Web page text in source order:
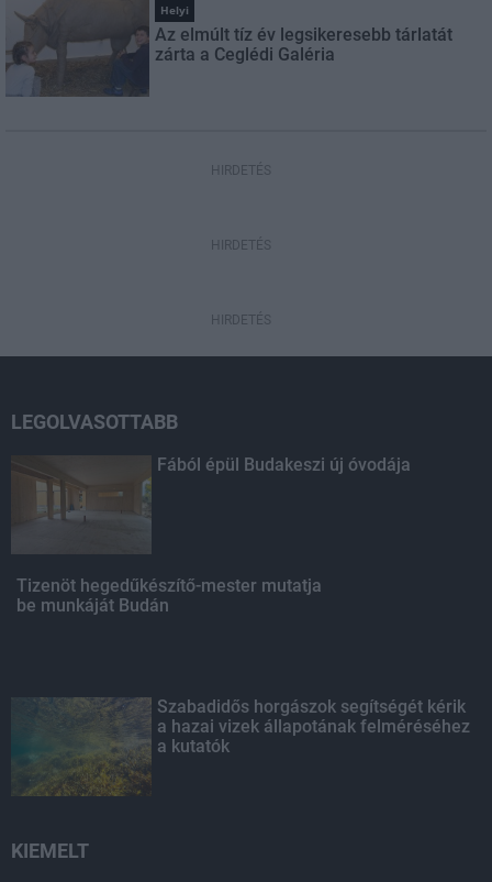
Helyi
Az elmúlt tíz év legsikeresebb tárlatát
zárta a Ceglédi Galéria
HIRDETÉS
HIRDETÉS
HIRDETÉS
LEGOLVASOTTABB
Fából épül Budakeszi új óvodája
Tizenöt hegedűkészítő-mester mutatja
be munkáját Budán
Szabadidős horgászok segítségét kérik
a hazai vizek állapotának felméréséhez
a kutatók
KIEMELT